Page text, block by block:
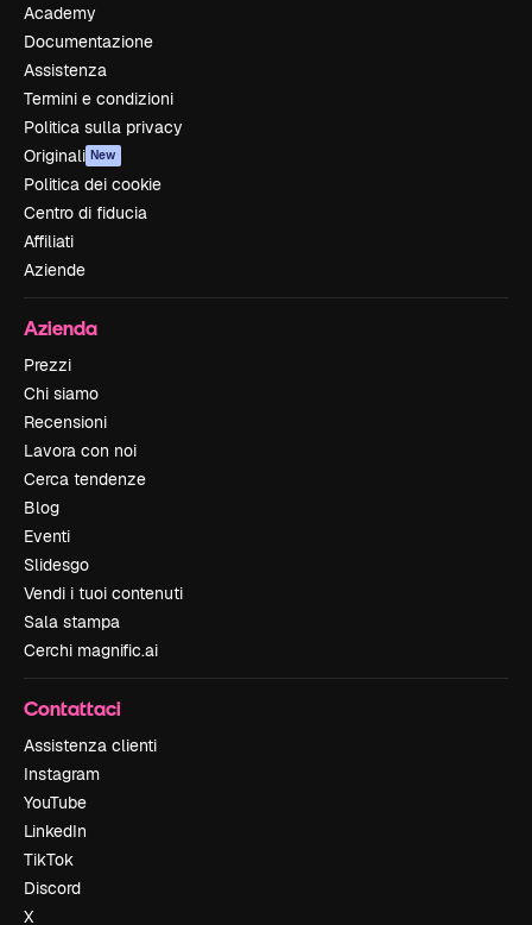
Academy
Documentazione
Assistenza
Termini e condizioni
Politica sulla privacy
Originali New
Politica dei cookie
Centro di fiducia
Affiliati
Aziende
Azienda
Prezzi
Chi siamo
Recensioni
Lavora con noi
Cerca tendenze
Blog
Eventi
Slidesgo
Vendi i tuoi contenuti
Sala stampa
Cerchi magnific.ai
Contattaci
Assistenza clienti
Instagram
YouTube
LinkedIn
TikTok
Discord
X